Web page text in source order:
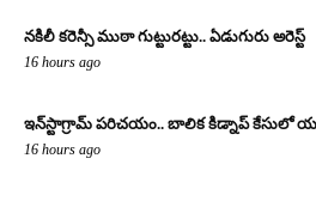
నకిలీ కరెన్సీ ముఠా గుట్టురట్టు.. ఏడుగురు అరెస్ట్
16 hours ago
ఇన్‌స్టాగ్రామ్ పరిచయం.. బాలిక కిడ్నాప్ కేసులో
16 hours ago